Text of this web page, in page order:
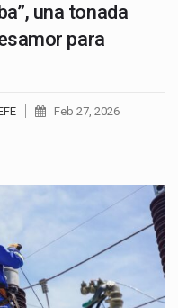
una tonada
para
Feb 27, 2026